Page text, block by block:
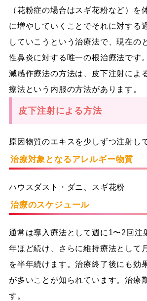
（花粉症の場合はスギ花粉など）を
に増やしていくことでそれに対する
していこうという治療法で、現在の
性鼻炎に対する唯一の根治療法です。
減感作療法の方法は、皮下注射によ
療法という内服の方法があります。
皮下注射による方法
原因物質のエキスを少しずつ注射し
治療対象となるアレルギー物質
ハウスダスト・ダニ、スギ花粉
治療のスケジュール
通常は導入療法として週に1〜2回注
年ほど続け、さらに維持療法として
を半年続けます。治療終了後にも効
が多いことが知られています。治療
す。